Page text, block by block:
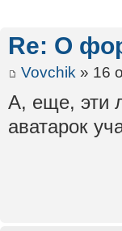
Re: О
Vovchik » 16
А, еще, эти
аватарок